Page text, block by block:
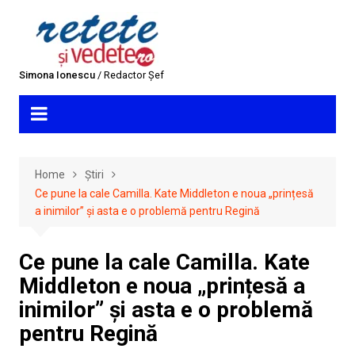
Simona Ionescu/ Redactor Șef
Home
Știri
Ce pune la cale Camilla. Kate Middleton e noua „prințesă
a inimilor” și asta e o problemă pentru Regină
Ce pune la cale Camilla. Kate
Middleton e noua „prințesă a
inimilor” și asta e o problemă
pentru Regină